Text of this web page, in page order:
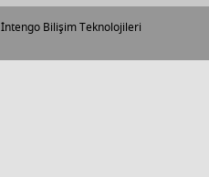
İntengo Bilişim Teknolojileri